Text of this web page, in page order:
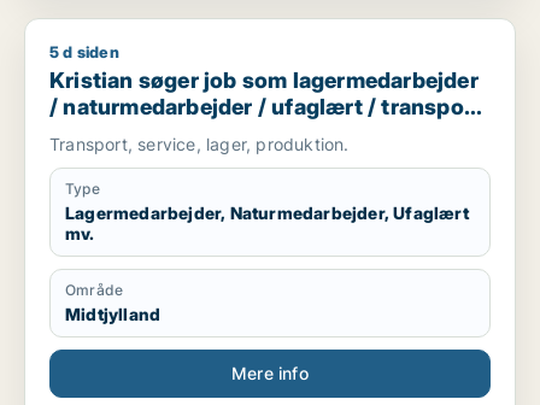
Kristian søger job som lagermedarbejder /
5 d siden
Kristian søger job som lagermedarbejder
/ naturmedarbejder / ufaglært / transport
/ kundeservicemedarbejder
Transport, service, lager, produktion.
Type
Lagermedarbejder, Naturmedarbejder, Ufaglært
mv.
Område
Midtjylland
Mere info